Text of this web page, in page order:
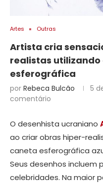
Artes Outras
Artista cria
realistas
esferográfica
por Rebeca Bulcão 5
comentário
O desenhista ucraniano
ao criar obras hiper-
caneta esferográfica
Seus desenhos incluem
celebridades. Na maior